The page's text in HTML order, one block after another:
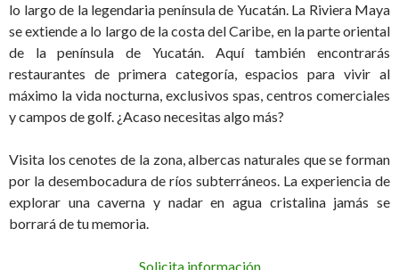
lo largo de la legendaria península de Yucatán. La Riviera Maya
se extiende a lo largo de la costa del Caribe, en la parte oriental
de la península de Yucatán. Aquí también encontrarás
restaurantes de primera categoría, espacios para vivir al
máximo la vida nocturna, exclusivos spas, centros comerciales
y campos de golf. ¿Acaso necesitas algo más?
Visita los cenotes de la zona, albercas naturales que se forman
por la desembocadura de ríos subterráneos. La experiencia de
explorar una caverna y nadar en agua cristalina jamás se
borrará de tu memoria.
Solicita información